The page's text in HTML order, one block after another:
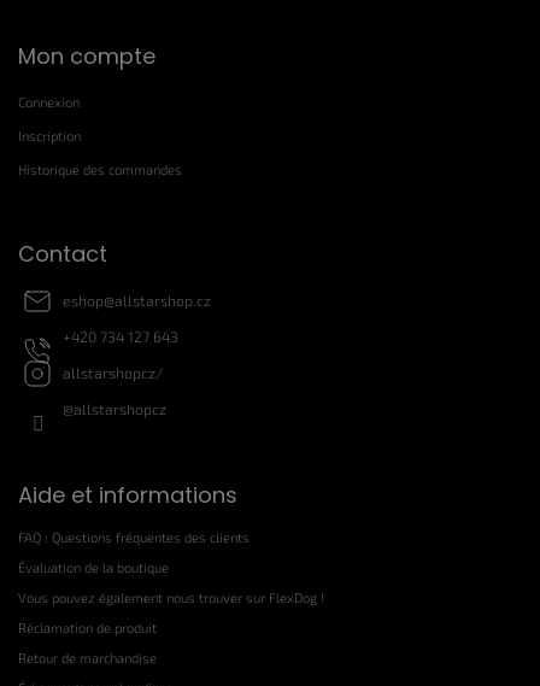
Mon compte
Connexion
Inscription
Historique des commandes
Contact
eshop@allstarshop.cz
+420 734 127 643
allstarshopcz/
@allstarshopcz
Aide et informations
FAQ : Questions fréquentes des clients
Évaluation de la boutique
Vous pouvez également nous trouver sur FlexDog !
Réclamation de produit
Retour de marchandise